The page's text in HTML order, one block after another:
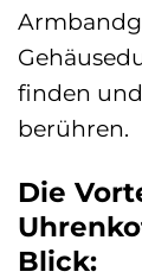
finden
berühren.
Die
Blick: